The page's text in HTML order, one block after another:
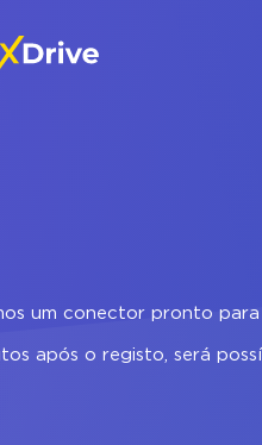
um conector pronto para
após o registo, será